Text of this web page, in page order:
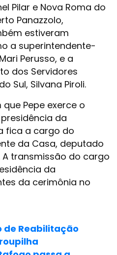
Pilar e Nova Roma do
Panazzolo,
estiveram
a superintendente-
Perusso, e a
dos Servidores
Sul, Silvana Piroli.
Pepe exerce o
da
fica a cargo do
da Casa, deputado
A transmissão do cargo
da
da cerimônia no
de Reabilitação